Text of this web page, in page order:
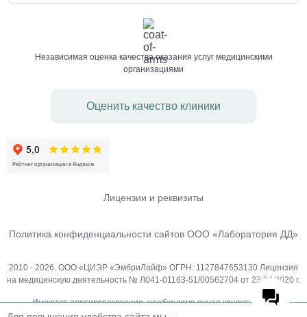
Независимая оценка качества оказания услуг медицинскими
организациями
Оценить качество клиники
Лицензии и реквизиты
Политика конфиденциальности сайтов ООО «Лаборатория ДД»
2010 - 2026. ООО «ЦИЭР «ЭмбриЛайф» ОГРН: 1127847653130 Лицензия
на медицинскую деятельность № Л041-01163-51/00562704 от 23.04.2020 г.
Имеются противопоказания. необходима очная консультация
специалиста.